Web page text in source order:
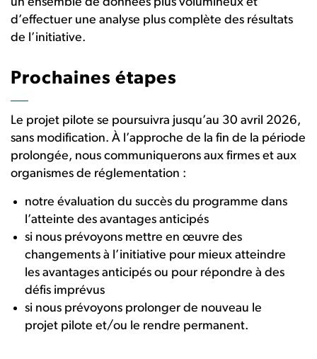
d’effectuer une analyse plus complète des résultats
de l’initiative.
Prochaines étapes
Le projet pilote se poursuivra jusqu’au 30 avril 2026,
sans modification. À l’approche de la fin de la période
prolongée, nous communiquerons aux firmes et aux
organismes de réglementation :
notre évaluation du succès du programme dans
l’atteinte des avantages anticipés
si nous prévoyons mettre en œuvre des
changements à l’initiative pour mieux atteindre
les avantages anticipés ou pour répondre à des
défis imprévus
si nous prévoyons prolonger de nouveau le
projet pilote et/ou le rendre permanent.